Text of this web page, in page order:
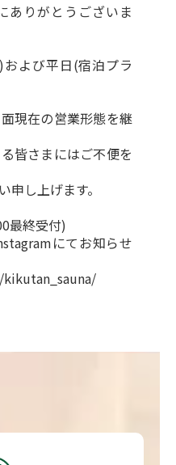
ありがとうございま
および平日(宿泊プラ
現在の営業形態を継
皆さまにはご不便を
し上げます。
最終受付)
にてお知らせ